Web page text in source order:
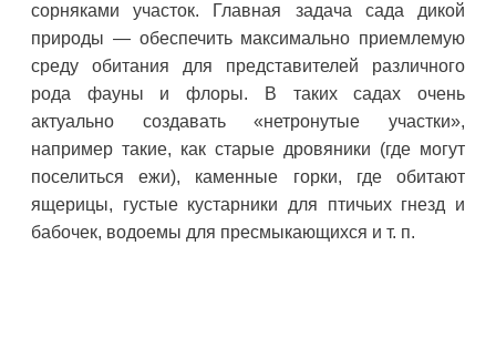
сорняками участок. Главная задача сада дикой
природы — обеспечить максимально приемлемую
среду обитания для представителей различного
рода фауны и флоры. В таких садах очень
актуально создавать «нетронутые участки»,
например такие, как старые дровяники (где могут
поселиться ежи), каменные горки, где обитают
ящерицы, густые кустарники для птичьих гнезд и
бабочек, водоемы для пресмыкающихся и т. п.